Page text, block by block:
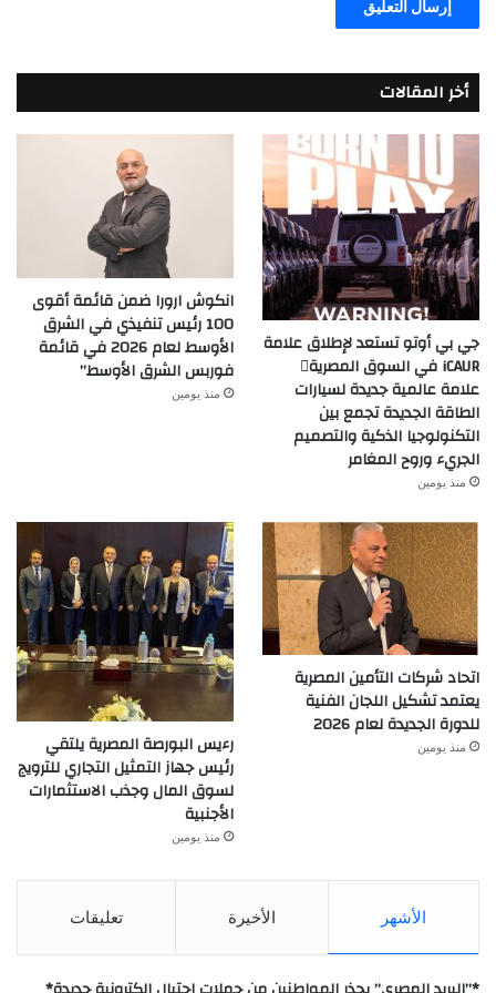
أخر المقالات
جي بي أوتو تستعد لإطلاق علامة
iCAUR في السوق المصرية
علامة عالمية جديدة لسيارات
الطاقة الجديدة تجمع بين
التكنولوجيا الذكية والتصميم
الجريء وروح المغامر
منذ يومين
انكوش ارورا ضمن قائمة أقوى
100 رئيس تنفيذي في الشرق
الأوسط لعام 2026 في قائمة
فوربس الشرق الأوسط”
منذ يومين
اتحاد شركات التأمين المصرية
يعتمد تشكيل اللجان الفنية
للدورة الجديدة لعام 2026
منذ يومين
رءيس البورصة المصرية يلتقي
رئيس جهاز التمثيل التجاري للترويج
لسوق المال وجذب الاستثمارات
الأجنبية
منذ يومين
الأشهر الأخيرة تعليقات